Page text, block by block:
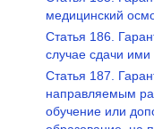
медицинский
Статья 186.
случае сдачи
Статья 187.
направляемым
обучение или